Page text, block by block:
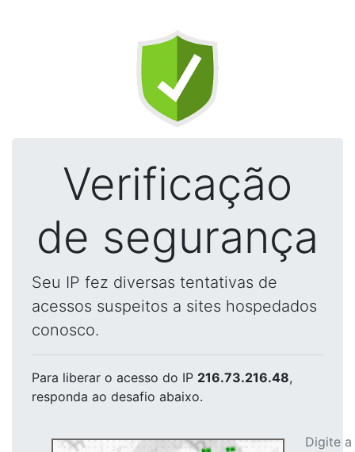
Verificação
de segurança
Seu IP fez diversas tentativas de
acessos suspeitos a sites hospedados
conosco.
Para liberar o acesso do IP 216.73.216.48,
responda ao desafio abaixo.
Digite